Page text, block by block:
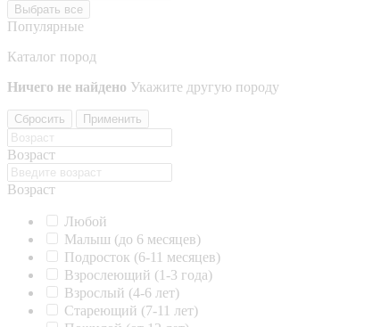
Выбрать все
Популярные
Каталог пород
Ничего не найдено Укажите другую породу
Сбросить Применить
Возраст
Возраст
Любой
Малыш (до 6 месяцев)
Подросток (6-11 месяцев)
Взрослеющий (1-3 года)
Взрослый (4-6 лет)
Стареющий (7-11 лет)